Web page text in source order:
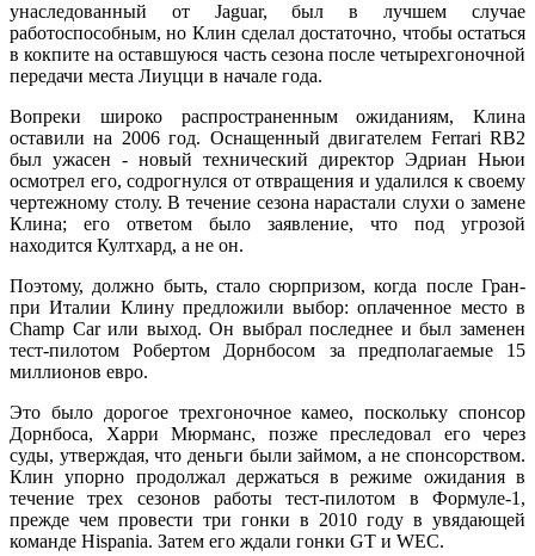
унаследованный от Jaguar, был в лучшем случае
работоспособным, но Клин сделал достаточно, чтобы остаться
в кокпите на оставшуюся часть сезона после четырехгоночной
передачи места Лиуцци в начале года.
Вопреки широко распространенным ожиданиям, Клина
оставили на 2006 год. Оснащенный двигателем Ferrari RB2
был ужасен - новый технический директор Эдриан Ньюи
осмотрел его, содрогнулся от отвращения и удалился к своему
чертежному столу. В течение сезона нарастали слухи о замене
Клина; его ответом было заявление, что под угрозой
находится Култхард, а не он.
Поэтому, должно быть, стало сюрпризом, когда после Гран-
при Италии Клину предложили выбор: оплаченное место в
Champ Car или выход. Он выбрал последнее и был заменен
тест-пилотом Робертом Дорнбосом за предполагаемые 15
миллионов евро.
Это было дорогое трехгоночное камео, поскольку спонсор
Дорнбоса, Харри Мюрманс, позже преследовал его через
суды, утверждая, что деньги были займом, а не спонсорством.
Клин упорно продолжал держаться в режиме ожидания в
течение трех сезонов работы тест-пилотом в Формуле-1,
прежде чем провести три гонки в 2010 году в увядающей
команде Hispania. Затем его ждали гонки GT и WEC.